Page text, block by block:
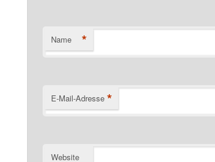
Name *
E-Mail-Adresse *
Website